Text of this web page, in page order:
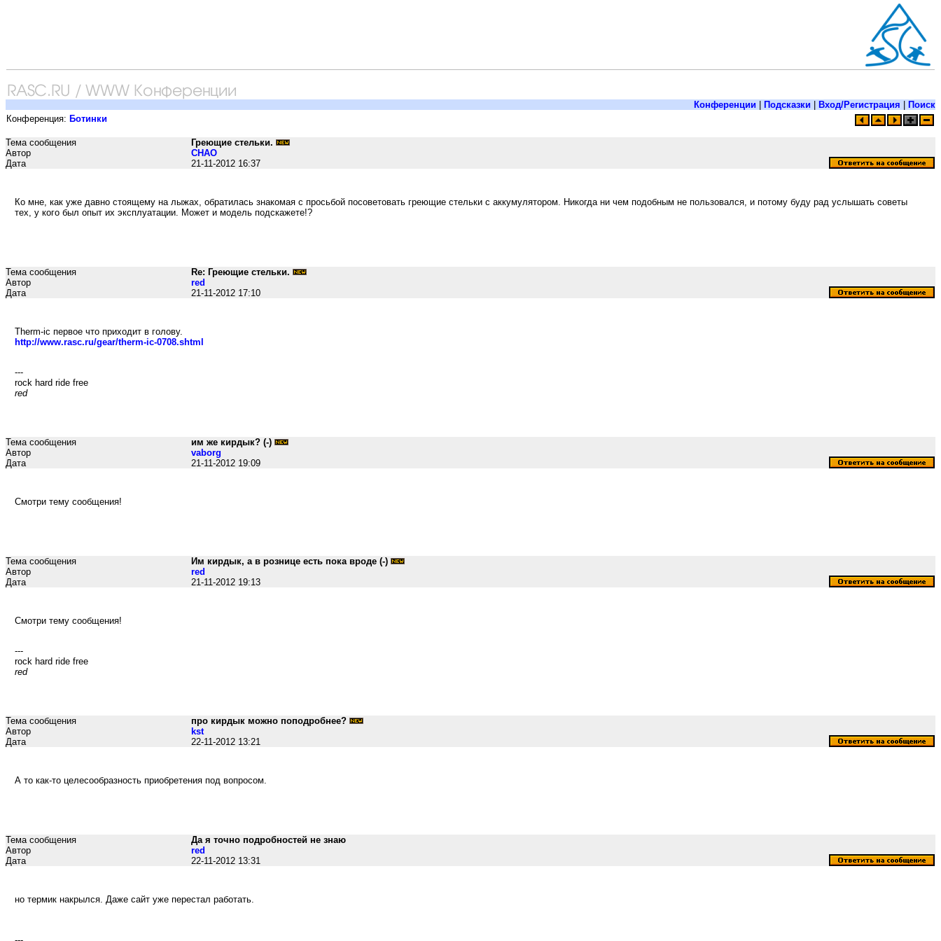
Конференции Подсказки Вход/Регистрация
Поиск
Конференция: Ботинки
Тема сообщения
Греющие стельки.
Автор
CHAO
Дата
21-11-2012 16:37
Ко мне, как уже давно стоящему на лыжах, обратилась знакомая с просьбой посоветовать греющие стельки с аккумулятором. Никогда ни чем подобным не пользовался, и потому буду рад услышать советы
тех, у кого был опыт их эксплуатации. Может и модель подскажете!?
Тема сообщения
Re: Греющие стельки.
Автор
red
Дата
21-11-2012 17:10
Therm-ic первое что приходит в голову.
http://www.rasc.ru/gear/therm-ic-0708.shtml
---
rock hard ride free
red
Тема сообщения
им же кирдык? (-)
Автор
vaborg
Дата
21-11-2012 19:09
Смотри тему сообщения!
Тема сообщения
Им кирдык, а в рознице есть пока вроде (-)
Автор
red
Дата
21-11-2012 19:13
Смотри тему сообщения!
---
rock hard ride free
red
Тема сообщения
про кирдык можно поподробнее?
Автор
kst
Дата
22-11-2012 13:21
А то как-то целесообразность приобретения под вопросом.
Тема сообщения
Да я точно подробностей не знаю
Автор
red
Дата
22-11-2012 13:31
но термик накрылся. Даже сайт уже перестал работать.